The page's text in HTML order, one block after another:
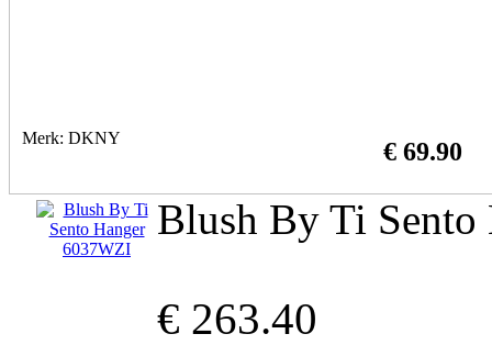
Merk: DKNY € 69.90
Blush By Ti
€ 263.40